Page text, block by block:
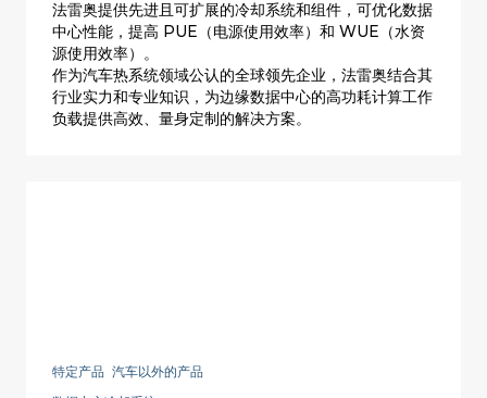
法雷奥提供先进且可扩展的冷却系统和组件，可优化数据
中心性能，提高 PUE（电源使用效率）和 WUE（水资
源使用效率）。
作为汽车热系统领域公认的全球领先企业，法雷奥结合其
行业实力和专业知识，为边缘数据中心的高功耗计算工作
负载提供高效、量身定制的解决方案。
特定产品 汽车以外的产品